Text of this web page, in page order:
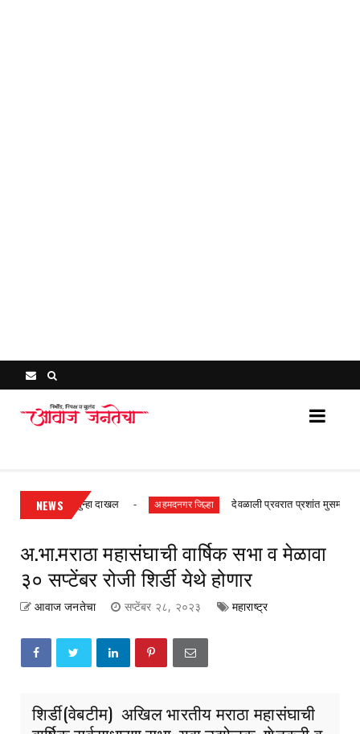
NEWS
गुन्हा दाखल अहमदनगर जिल्हा देवळाली प्रवरात प्रशांत मुसमाडे यांना
अ.भा.मराठा महासंघाची वार्षिक सभा व मेळावा
३० सप्टेंबर रोजी शिर्डी येथे होणार
आवाज जनतेचा सप्टेंबर २८, २०२३ महाराष्ट्र
शिर्डी(वेबटीम) अखिल भारतीय मराठा महासंघाची